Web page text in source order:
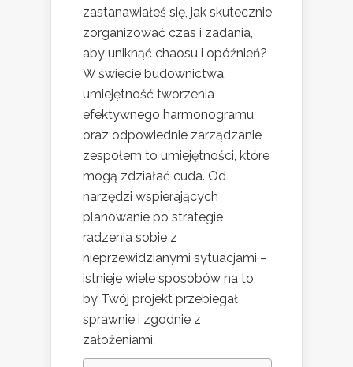
zastanawiałeś się, jak skutecznie
zorganizować czas i zadania,
aby uniknąć chaosu i opóźnień?
W świecie budownictwa,
umiejętność tworzenia
efektywnego harmonogramu
oraz odpowiednie zarządzanie
zespołem to umiejętności, które
mogą zdziałać cuda. Od
narzędzi wspierających
planowanie po strategie
radzenia sobie z
nieprzewidzianymi sytuacjami –
istnieje wiele sposobów na to,
by Twój projekt przebiegał
sprawnie i zgodnie z
założeniami.